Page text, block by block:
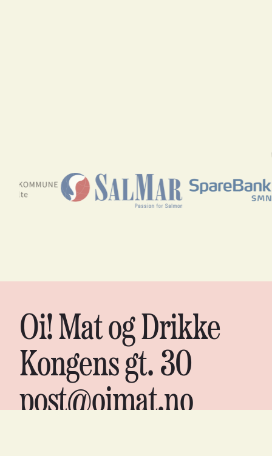
Oi! Mat og Drikke
Kongens gt. 30
post@oimat.no